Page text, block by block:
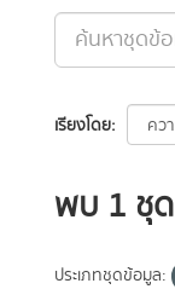
เรียงโดย
พบ 1 ชุ
ประเภทชุดข้อมูล: